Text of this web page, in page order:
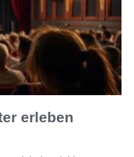
erleben